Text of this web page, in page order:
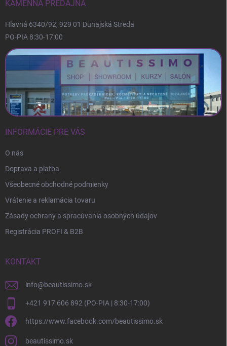
KAMENNÁ PREDAJŇA
Hlavná 6340/92, 929 01 Dunajská Streda
PO-PIA 8:30-17:00
INFORMÁCIE PRE VÁS
O nás
Doprava a platba
Všeobecné obchodné podmienky
Vrátenie a reklamácia tovaru
Zásady ochrany a spracúvania osobných údajov
Registrácia PROFI & B2B
KONTAKT
info@beautissimo.sk
+421 917 606 892 (PO-PIA | 8:30-17:00)
https://www.facebook.com/beautissimo.sk
beautissimo.sk